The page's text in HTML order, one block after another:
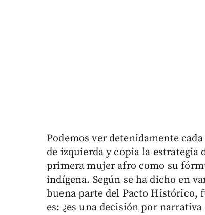
Podemos ver detenidamente
de izquierda y copia la estrategia
primera mujer afro como su
indígena. Según se ha dicho en
buena parte del Pacto Histórico,
es: ¿es una decisión por